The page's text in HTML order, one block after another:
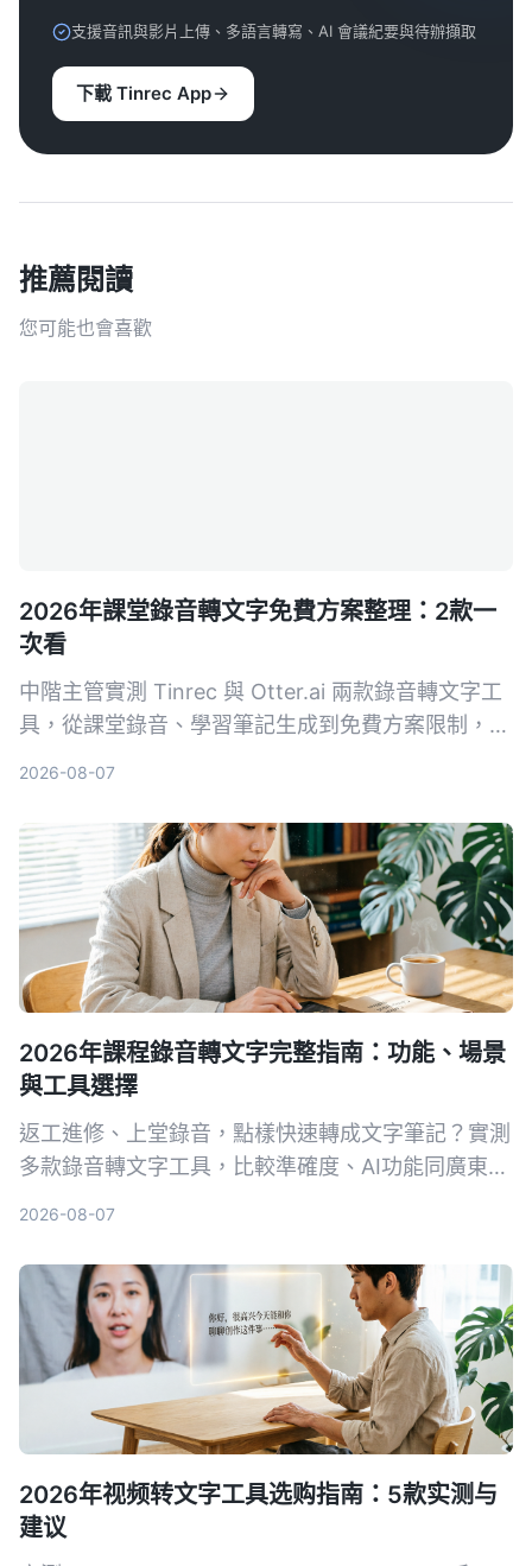
支援音訊與影片上傳、多語言轉寫、AI 會議紀要與待辦擷取
下載 Tinrec App
推薦閱讀
您可能也會喜歡
2026年課堂錄音轉文字免費方案整理：2款一
次看
中階主管實測 Tinrec 與 Otter.ai 兩款錄音轉文字工
具，從課堂錄音、學習筆記生成到免費方案限制，5
2026-08-07
2026年課程錄音轉文字完整指南：功能、場景
與工具選擇
返工進修、上堂錄音，點樣快速轉成文字筆記？實測
多款錄音轉文字工具，比較準確度、AI功能同廣東話
2026-08-07
2026年视频转文字工具选购指南：5款实测与
建议